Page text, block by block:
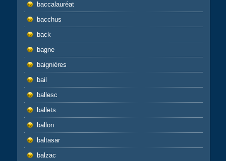
baccalauréat
bacchus
back
bagne
baignières
bail
ballesc
ballets
ballon
baltasar
balzac